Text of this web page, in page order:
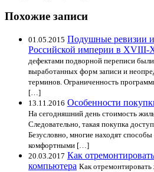
Похожие записи
01.05.2015 Подушные ревизии и
Российской империи в XVIII-
дефектами подворной переписи
выработанных форм записи и
терминов. Ограниченность
[…]
13.11.2016 Особенности
На сегодняшний день стоимость
Следовательно, такая покупка
Безусловно, многие находят
комфортными […]
20.03.2017 Как
компьютера Как отремонтировать